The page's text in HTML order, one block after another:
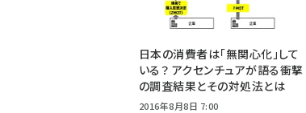
日本の消費者は「無関心化」して
いる？ アクセンチュアが語る衝撃
の調査結果とその対処法とは
2016年8月8日 7:00